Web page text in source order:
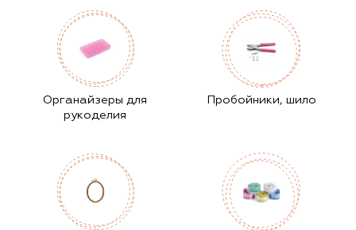
Органайзеры для
рукоделия
Пробойники, шило